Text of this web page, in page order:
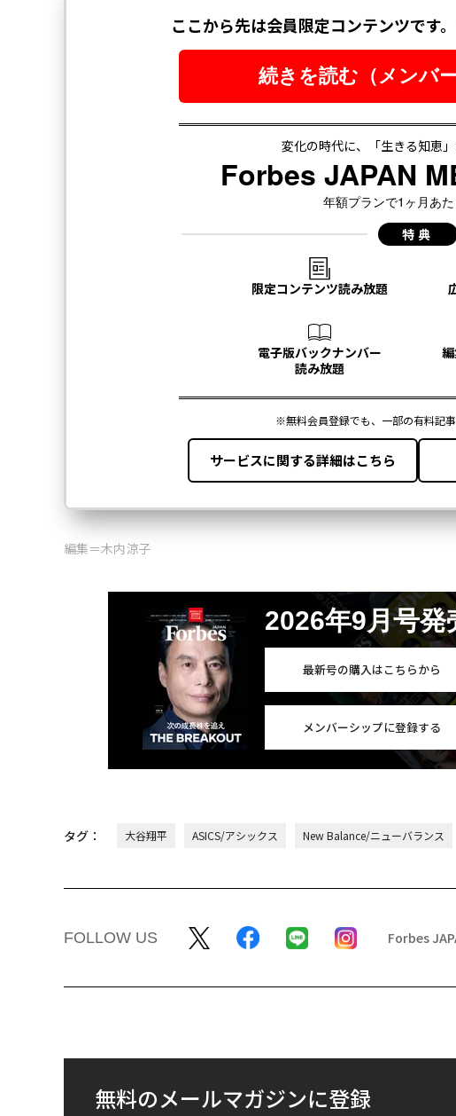
編集＝木内涼子
2026年9月号発
最新号の購入はこちらから
メンバーシップに登録する
タグ： 大谷翔平 ASICS/アシックス New Balance/ニューバランス
FOLLOW US Forbes
無料のメールマガジンに登録